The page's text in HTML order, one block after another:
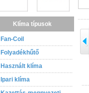
Klíma típusok
Fan-Coil
Folyadékhűtő
Használt klíma
Ipari klíma